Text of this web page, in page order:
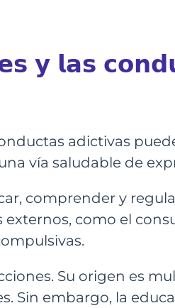
𝘆 𝗹𝗮𝘀
adictivas
vía saludable de
comprender y
como el
Su origen es
Sin embargo, la